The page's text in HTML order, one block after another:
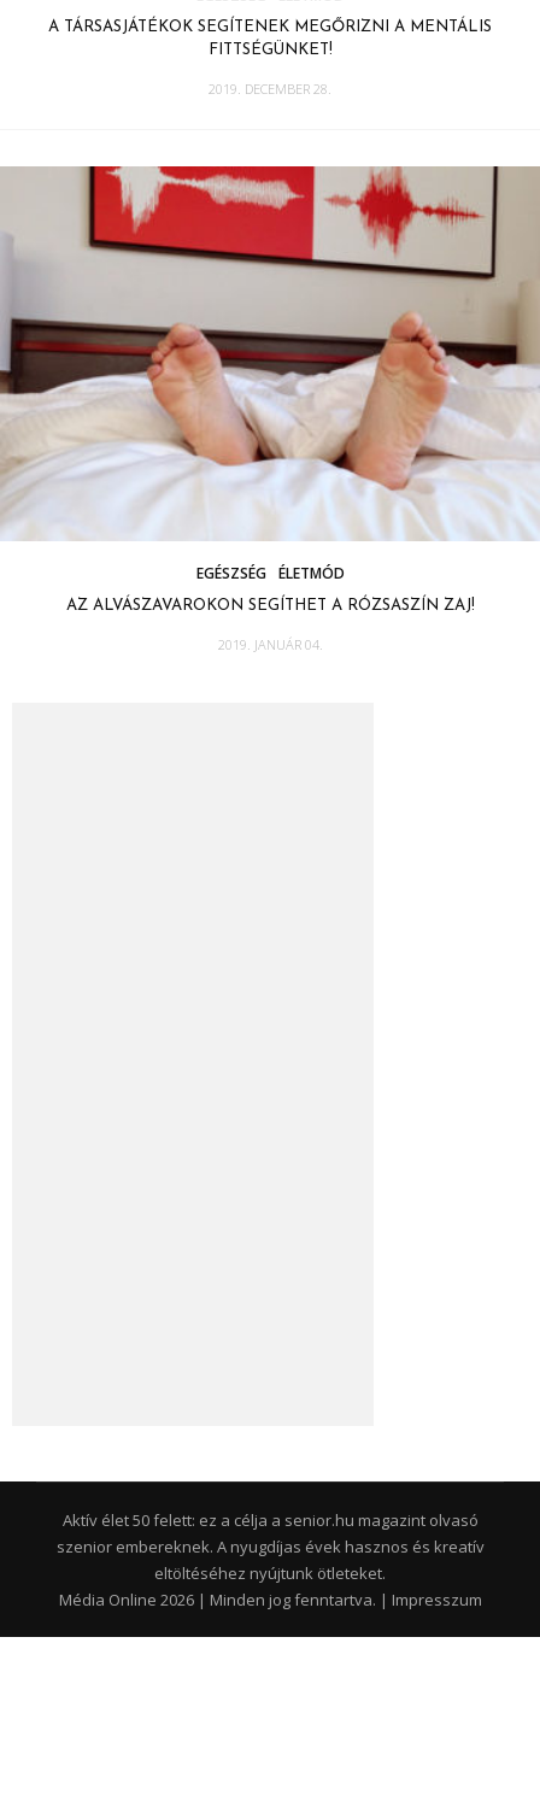
A TÁRSASJÁTÉKOK SEGÍTENEK MEGŐRIZNI A MENTÁLIS
FITTSÉGÜNKET!
2019. DECEMBER 28.
EGÉSZSÉG ÉLETMÓD
AZ ALVÁSZAVAROKON SEGÍTHET A RÓZSASZÍN ZAJ!
2019. JANUÁR 04.
Aktív élet 50 felett: ez a célja a senior.hu magazint olvasó
szenior embereknek. A nyugdíjas évek hasznos és kreatív
eltöltéséhez nyújtunk ötleteket.
Média Online 2026 | Minden jog fenntartva. | Impresszum